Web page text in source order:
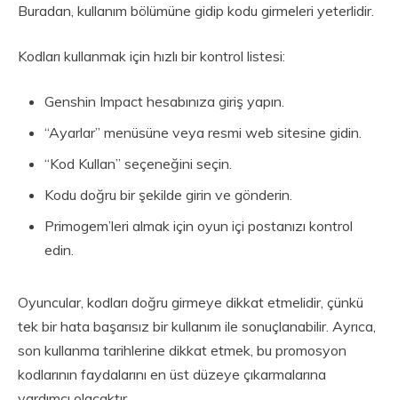
Buradan, kullanım bölümüne gidip kodu girmeleri yeterlidir.
Kodları kullanmak için hızlı bir kontrol listesi:
Genshin Impact hesabınıza giriş yapın.
“Ayarlar” menüsüne veya resmi web sitesine gidin.
“Kod Kullan” seçeneğini seçin.
Kodu doğru bir şekilde girin ve gönderin.
Primogem’leri almak için oyun içi postanızı kontrol
edin.
Oyuncular, kodları doğru girmeye dikkat etmelidir, çünkü
tek bir hata başarısız bir kullanım ile sonuçlanabilir. Ayrıca,
son kullanma tarihlerine dikkat etmek, bu promosyon
kodlarının faydalarını en üst düzeye çıkarmalarına